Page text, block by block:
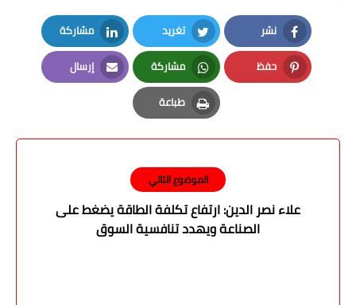
نشر
Facebook
تغريد
Twitter
مشاركة
LinkedIn
حفظ
Pinterest
مشاركة
Whatsapp
إرسال
Email
طباعة
Print
الموضوع التالي
علاء نصر الدين: ارتفاع تكلفة الطاقة يضغط على
الصناعة ويهدد تنافسية السوق